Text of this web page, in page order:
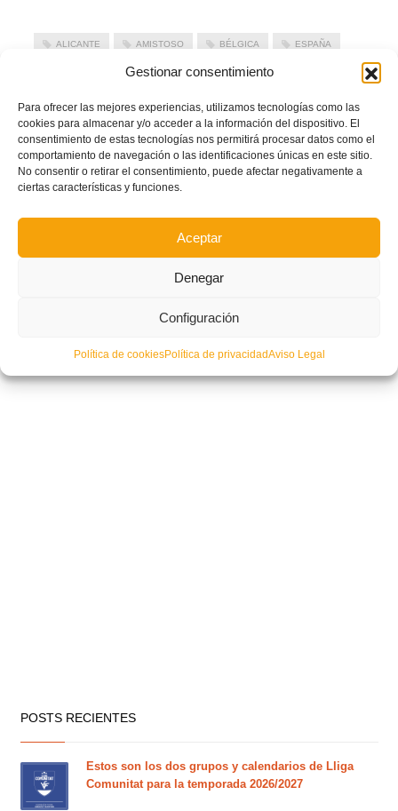
Gestionar consentimiento
Para ofrecer las mejores experiencias, utilizamos tecnologías como las
cookies para almacenar y/o acceder a la información del dispositivo. El
consentimiento de estas tecnologías nos permitirá procesar datos como el
comportamiento de navegación o las identificaciones únicas en este sitio.
No consentir o retirar el consentimiento, puede afectar negativamente a
ciertas características y funciones.
Aceptar
Denegar
Configuración
Política de cookiesPolítica de privacidadAviso Legal
ALICANTE AMISTOSO BÉLGICA ESPAÑA
RFEF
LEER MÁS
PUBLICADO EN ACTUALIDAD, NOTICIAS FFCV,NOTICIAS FÚTBOL SALA,
NOTICIAS SELECCIONES
POSTS RECIENTES
Estos son los dos grupos y calendarios de Lliga
Comunitat para la temporada 2026/2027